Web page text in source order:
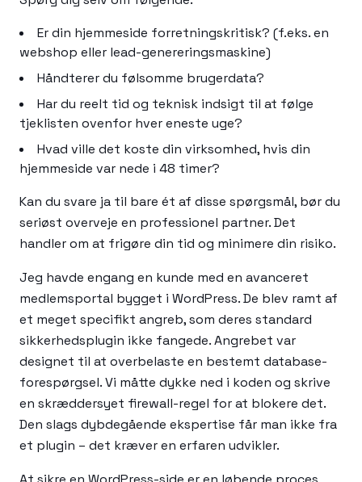
Er din hjemmeside forretningskritisk? (f.eks. en
webshop eller lead-genereringsmaskine)
Håndterer du følsomme brugerdata?
Har du reelt tid og teknisk indsigt til at følge
tjeklisten ovenfor hver eneste uge?
Hvad ville det koste din virksomhed, hvis din
hjemmeside var nede i 48 timer?
Kan du svare ja til bare ét af disse spørgsmål, bør du
seriøst overveje en professionel partner. Det
handler om at frigøre din tid og minimere din risiko.
Jeg havde engang en kunde med en avanceret
medlemsportal bygget i WordPress. De blev ramt af
et meget specifikt angreb, som deres standard
sikkerhedsplugin ikke fangede. Angrebet var
designet til at overbelaste en bestemt database-
forespørgsel. Vi måtte dykke ned i koden og skrive
en skræddersyet firewall-regel for at blokere det.
Den slags dybdegående ekspertise får man ikke fra
et plugin – det kræver en erfaren udvikler.